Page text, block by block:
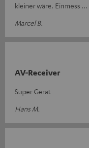
kleiner wäre. Einmess
Marcel B.
AV-Receiver
Super Gerät
Hans M.